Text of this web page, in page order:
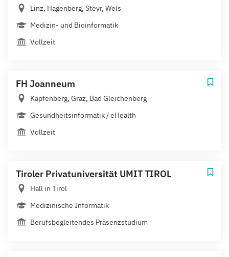
Linz, Hagenberg, Steyr, Wels
Medizin- und Bioinformatik
Vollzeit
FH Joanneum
Kapfenberg, Graz, Bad Gleichenberg
Gesundheitsinformatik / eHealth
Vollzeit
Tiroler Privatuniversität UMIT TIROL
Hall in Tirol
Medizinische Informatik
Berufsbegleitendes Präsenzstudium